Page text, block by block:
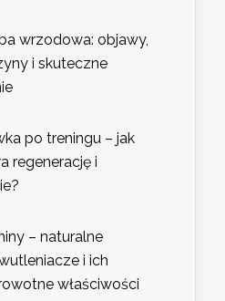
wrzodowa: objawy,
i skuteczne
po treningu – jak
regenerację i
– naturalne
i ich
właściwości